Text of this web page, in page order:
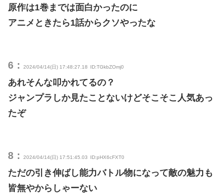
原作は1巻までは面白かったのに
アニメときたら1話からクソやったな
6： 2024/04/14(日) 17:48:27.18 ID:TGkbZOmj0
あれそんな叩かれてるの？
ジャンプラしか見たことないけどそこそこ人気あっ
たぞ
8： 2024/04/14(日) 17:51:45.03 ID:pHX6cFXT0
ただの引き伸ばし能力バトル物になって敵の魅力も
皆無やからしゃーない